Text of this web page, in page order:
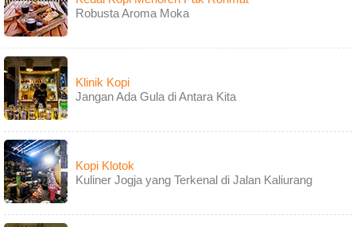
Robusta Aroma Moka
Klinik Kopi
Jangan Ada Gula di Antara Kita
Kopi Klotok
Kuliner Jogja yang Terkenal di Jalan Kaliurang